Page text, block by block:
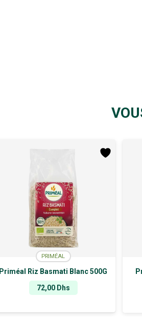
PRIMÉAL
Priméal Riz Basmati Blanc 500G
72,00 Dhs